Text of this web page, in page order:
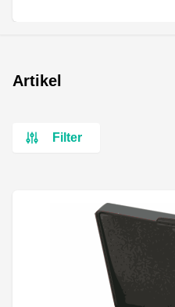
Artikel
Filter